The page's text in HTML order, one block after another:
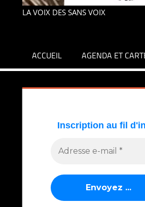
LA VOIX DES SANS VOIX
ACCUEIL AGENDA ET